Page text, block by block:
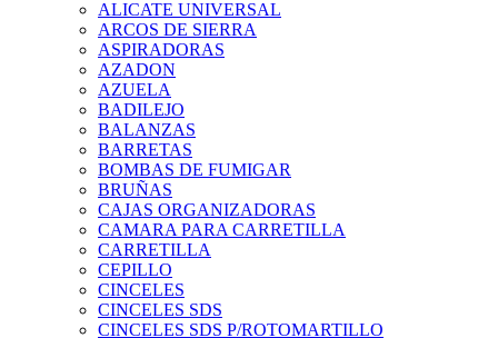
ALICATE UNIVERSAL
ARCOS DE SIERRA
ASPIRADORAS
AZADON
AZUELA
BADILEJO
BALANZAS
BARRETAS
BOMBAS DE FUMIGAR
BRUÑAS
CAJAS ORGANIZADORAS
CAMARA PARA CARRETILLA
CARRETILLA
CEPILLO
CINCELES
CINCELES SDS
CINCELES SDS P/ROTOMARTILLO